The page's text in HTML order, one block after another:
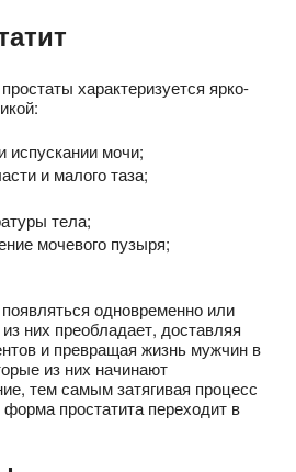
характеризуется ярко-
испускании мочи;
и малого таза;
тела;
мочевого пузыря;
одновременно или
них преобладает, доставляя
и превращая жизнь мужчин в
из них начинают
тем самым затягивая процесс
простатита переходит в